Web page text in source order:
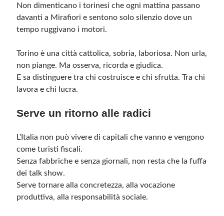
Non dimenticano i torinesi che ogni mattina passano
davanti a Mirafiori e sentono solo silenzio dove un
tempo ruggivano i motori.
Torino è una città cattolica, sobria, laboriosa. Non urla,
non piange. Ma osserva, ricorda e giudica.
E sa distinguere tra chi costruisce e chi sfrutta. Tra chi
lavora e chi lucra.
Serve un ritorno alle radici
L’Italia non può vivere di capitali che vanno e vengono
come turisti fiscali.
Senza fabbriche e senza giornali, non resta che la fuffa
dei talk show.
Serve tornare alla concretezza, alla vocazione
produttiva, alla responsabilità sociale.